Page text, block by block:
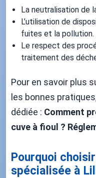
La neutralisation de
L’utilisation de
fuites et la pollution.
Le respect des
traitement des
Pour en savoir plus
les bonnes
dédiée : Comment
cuve à fioul ?
Pourquoi
spécialisée à